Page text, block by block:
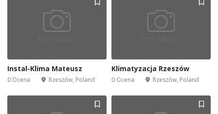
Instal-Klima Mateusz
0 Ocena Rzeszów, Poland
Klimatyzacja Rzeszów
0 Ocena Rzeszów, Poland